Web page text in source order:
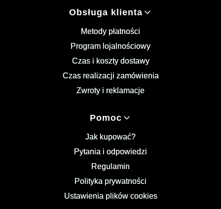
Obsługa klienta
Metody płatności
Program lojalnościowy
Czas i koszty dostawy
Czas realizacji zamówienia
Zwroty i reklamacje
Pomoc
Jak kupować?
Pytania i odpowiedzi
Regulamin
Polityka prywatności
Ustawienia plików cookies